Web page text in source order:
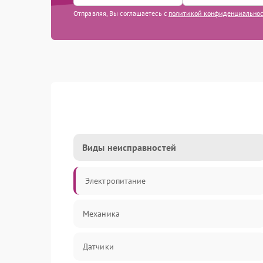
Отправляя, Вы соглашаетесь с политикой
Виды неисправностей
Электропитание
Механика
Датчики